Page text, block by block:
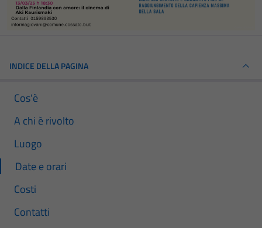
INDICE DELLA PAGINA
Cos'è
A chi è rivolto
Luogo
Date e orari
Costi
Contatti